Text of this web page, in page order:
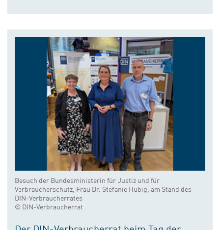
Besuch der Bundesministerin für Justiz und für
Verbraucherschutz, Frau Dr. Stefanie Hubig, am Stand des
DIN-Verbraucherrates
© DIN-Verbraucherrat